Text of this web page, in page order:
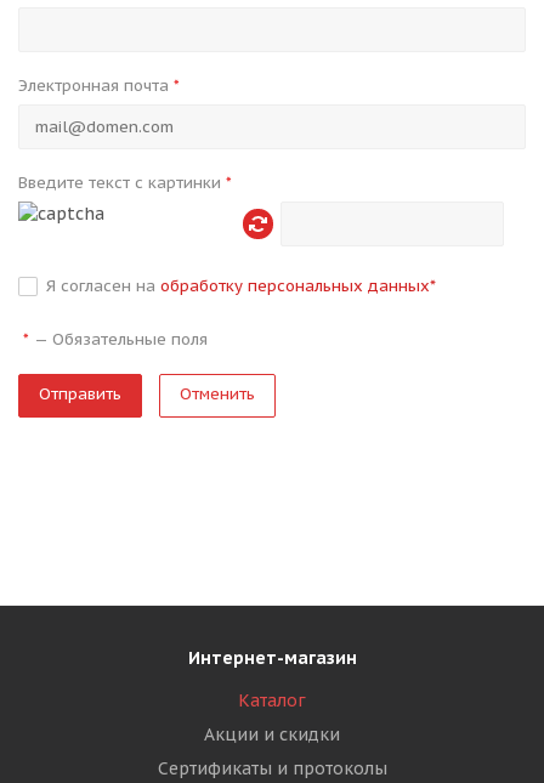
Электронная почта *
Введите текст с картинки *
Я согласен на обработку персональных данных*
* — Обязательные поля
Отменить
Интернет-магазин
Каталог
Акции и скидки
Сертификаты и протоколы